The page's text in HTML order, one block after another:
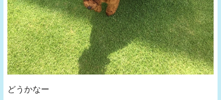
どうかなー